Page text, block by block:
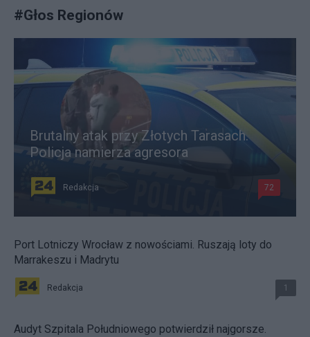
#Głos Regionów
Brutalny atak przy Złotych Tarasach.
Policja namierza agresora
Redakcja 72
Port Lotniczy Wrocław z nowościami. Ruszają loty do
Marrakeszu i Madrytu
Redakcja 1
Audyt Szpitala Południowego potwierdził najgorsze.